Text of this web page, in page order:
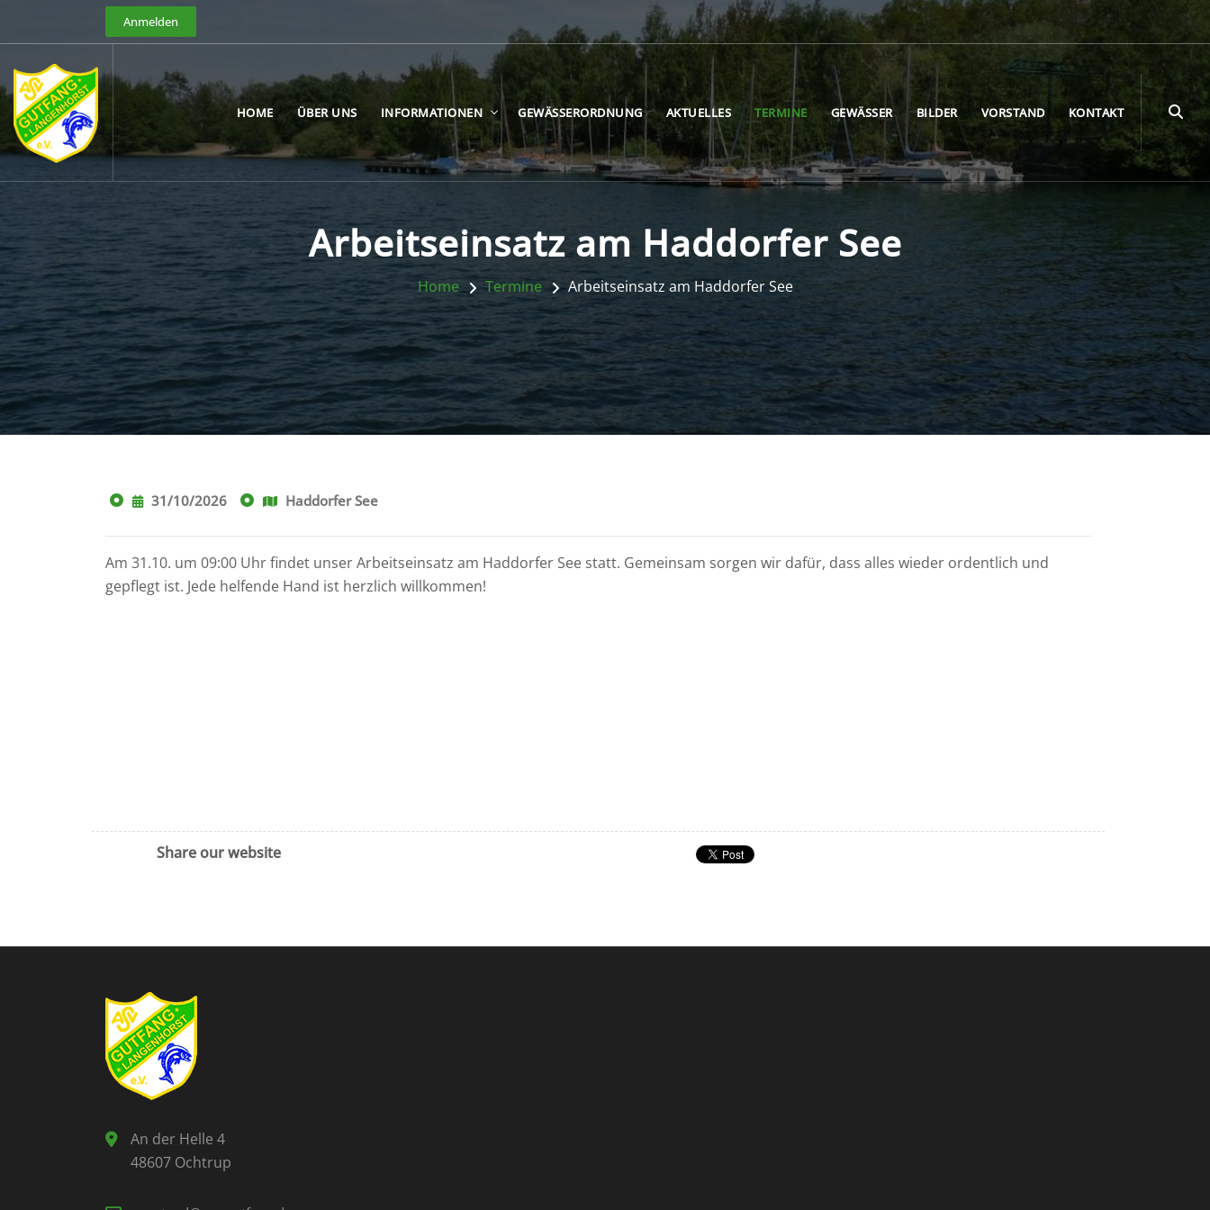
Anmelden
HOME ÜBER UNS INFORMATIONEN GEWÄSSERORDNUNG AKTUELLES TERMINE GEWÄSSER BILDER VORSTAND KONTAKT
Arbeitseinsatz am Haddorfer See
Home Termine Arbeitseinsatz am Haddorfer See
31/10/2026 Haddorfer See
Am 31.10. um 09:00 Uhr findet unser Arbeitseinsatz am Haddorfer See statt. Gemeinsam sorgen wir dafür, dass alles wieder ordentlich und
gepflegt ist. Jede helfende Hand ist herzlich willkommen!
Share our website
An der Helle 4
48607 Ochtrup